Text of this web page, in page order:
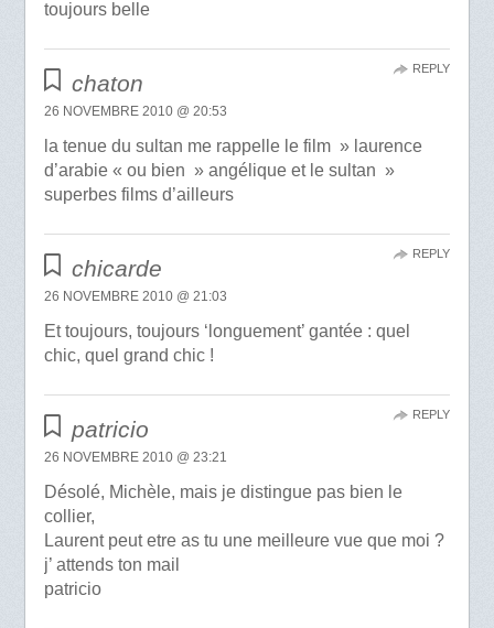
toujours belle
chaton
26 NOVEMBRE 2010 @ 20:53
la tenue du sultan me rappelle le film » laurence
d’arabie « ou bien » angélique et le sultan »
superbes films d’ailleurs
REPLY
chicarde
26 NOVEMBRE 2010 @ 21:03
Et toujours, toujours ‘longuement’ gantée : quel
chic, quel grand chic !
REPLY
patricio
26 NOVEMBRE 2010 @ 23:21
Désolé, Michèle, mais je distingue pas bien le
collier,
Laurent peut etre as tu une meilleure vue que moi ?
j’ attends ton mail
patricio
REPLY